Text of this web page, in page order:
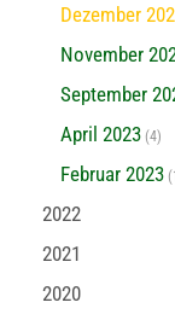
Dezember
November
September
April 2023 (4)
Februar 2023
2022
2021
2020